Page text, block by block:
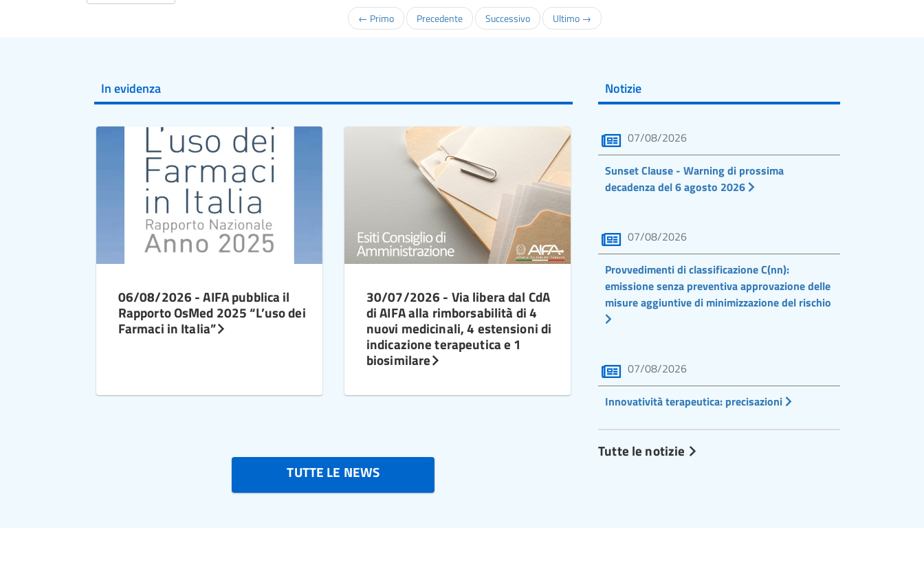
← Primo Precedente Successivo Ultimo →
In evidenza
06/08/2026 - AIFA pubblica il
Rapporto OsMed 2025 “L’uso dei
Farmaci in Italia”
30/07/2026 - Via libera dal CdA
di AIFA alla rimborsabilità di 4
nuovi medicinali, 4 estensioni di
indicazione terapeutica e 1
biosimilare
TUTTE LE NEWS
Notizie
07/08/2026
Sunset Clause - Warning di prossima
decadenza del 6 agosto 2026
07/08/2026
Provvedimenti di classificazione C(nn):
emissione senza preventiva approvazione delle
misure aggiuntive di minimizzazione del rischio
07/08/2026
Innovatività terapeutica: precisazioni
Tutte le notizie